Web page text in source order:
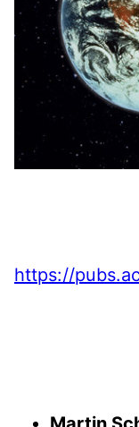
https://